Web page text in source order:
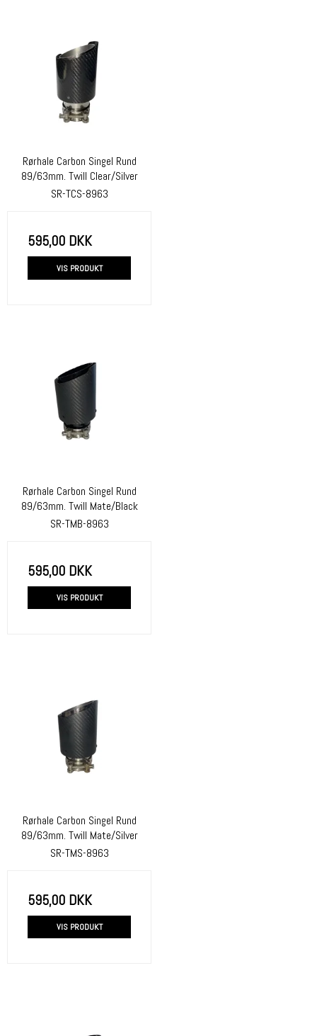
Rørhale Carbon Singel Rund
89/63mm. Twill Clear/Silver
SR-TCS-8963
595,00 DKK
VIS PRODUKT
Rørhale Carbon Singel Rund
89/63mm. Twill Mate/Black
SR-TMB-8963
595,00 DKK
VIS PRODUKT
Rørhale Carbon Singel Rund
89/63mm. Twill Mate/Silver
SR-TMS-8963
595,00 DKK
VIS PRODUKT